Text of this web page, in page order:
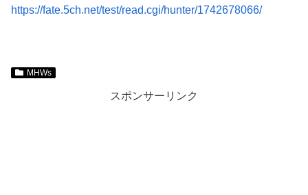
https://fate.5ch.net/test/read.cgi/hunter/1742678066/
MHWs
スポンサーリンク